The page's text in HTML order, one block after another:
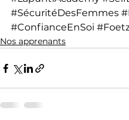
#SécuritéDesFemmes
#ConfianceEnSoi
Nos apprenants